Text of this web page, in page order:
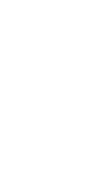
a Su
completo de